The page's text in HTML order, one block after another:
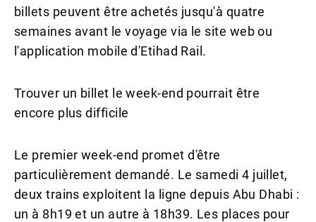
billets peuvent être achetés jusqu'à quatre
semaines avant le voyage via le site web ou
l'application mobile d'Etihad Rail.
Trouver un billet le week-end pourrait être
encore plus difficile
Le premier week-end promet d'être
particulièrement demandé. Le samedi 4 juillet,
deux trains exploitent la ligne depuis Abu Dhabi :
un à 8h19 et un autre à 18h39. Les places pour